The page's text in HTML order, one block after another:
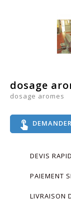
dosage
dosage aromes
touch_app
DEVIS
PAIEMENT
LIVRAISON